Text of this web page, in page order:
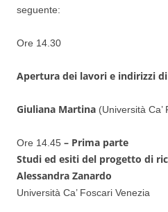
seguente:
Ore 14.30
Apertura dei lavori e indirizzi
Giuliana Martina (Università Ca’
Ore 14.45 – Prima parte
Studi ed esiti del progetto di
Alessandra Zanardo
Università Ca’ Foscari Venezia